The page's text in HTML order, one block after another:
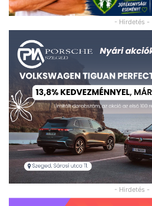
- Hirdetés -
- Hirdetés -